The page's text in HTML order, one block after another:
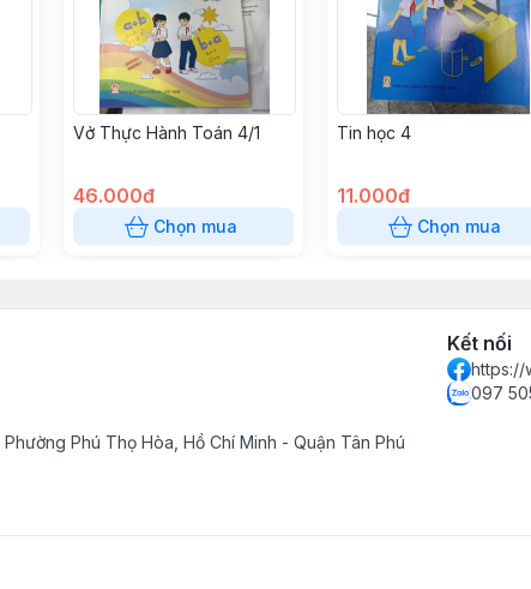
Vở Thực Hành Toán 4/1
46.000đ
Chọn mua
Tin học 4
11.000đ
Chọn mua
Phường Phú Thọ Hòa, Hồ Chí Minh - Quận Tân Phú
Kết nối
https://
097